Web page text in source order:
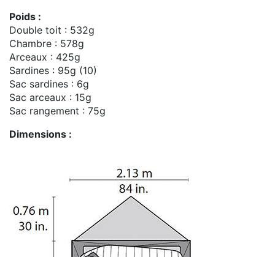
Poids :
Double toit : 532g
Chambre : 578g
Arceaux : 425g
Sardines : 95g (10)
Sac sardines : 6g
Sac arceaux : 15g
Sac rangement : 75g
Dimensions :